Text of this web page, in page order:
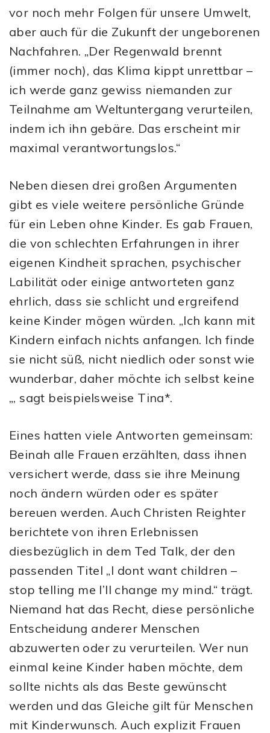
vor noch mehr Folgen für unsere Umwelt,
aber auch für die Zukunft der ungeborenen
Nachfahren. „Der Regenwald brennt
(immer noch), das Klima kippt unrettbar –
ich werde ganz gewiss niemanden zur
Teilnahme am Weltuntergang verurteilen,
indem ich ihn gebäre. Das erscheint mir
maximal verantwortungslos.“
Neben diesen drei großen Argumenten
gibt es viele weitere persönliche Gründe
für ein Leben ohne Kinder. Es gab Frauen,
die von schlechten Erfahrungen in ihrer
eigenen Kindheit sprachen, psychischer
Labilität oder einige antworteten ganz
ehrlich, dass sie schlicht und ergreifend
keine Kinder mögen würden. „Ich kann mit
Kindern einfach nichts anfangen. Ich finde
sie nicht süß, nicht niedlich oder sonst wie
wunderbar, daher möchte ich selbst keine
„, sagt beispielsweise Tina*.
Eines hatten viele Antworten gemeinsam:
Beinah alle Frauen erzählten, dass ihnen
versichert werde, dass sie ihre Meinung
noch ändern würden oder es später
bereuen werden. Auch Christen Reighter
berichtete von ihren Erlebnissen
diesbezüglich in dem Ted Talk, der den
passenden Titel „I dont want children –
stop telling me I’ll change my mind.“ trägt.
Niemand hat das Recht, diese persönliche
Entscheidung anderer Menschen
abzuwerten oder zu verurteilen. Wer nun
einmal keine Kinder haben möchte, dem
sollte nichts als das Beste gewünscht
werden und das Gleiche gilt für Menschen
mit Kinderwunsch. Auch explizit Frauen